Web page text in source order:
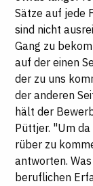
Sätze auf jede
sind nicht
Gang zu
auf der einen
der zu uns
der anderen
hält der
Püttjer. "Um
rüber zu
antworten.
beruflichen